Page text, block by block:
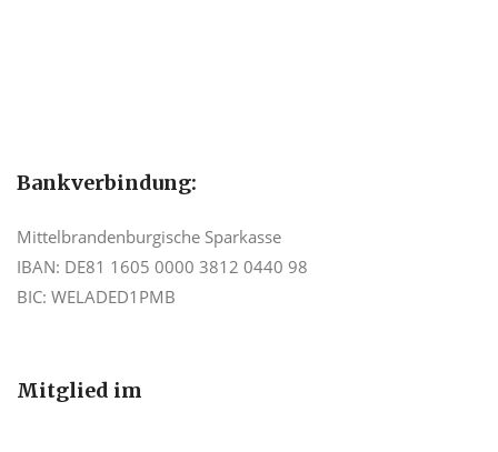
Bankverbindung:
Mittelbrandenburgische Sparkasse
IBAN: DE81 1605 0000 3812 0440 98
BIC: WELADED1PMB
Mitglied im